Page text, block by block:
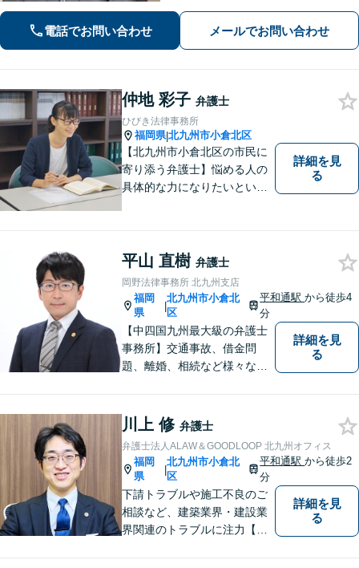
題/相続/交通事故/刑事事件など、ご相
談ください【夜間・休日対応】
電話でお問い合わせ メールでお問い合わせ
仲地 彩子 弁護士
ひびき法律事務所
福岡県|北九州市小倉北区
【北九州市小倉北区の市民に
寄り添う弁護士】悩める人の
具体的な力になりたいという
面を乗り越える手助けをして
まいります。まずはお気軽に
ご相談ください。
詳細を見
る
平山 直樹 弁護士
岡野法律事務所 北九州支店
福岡
県
|
北九州市小倉北
区
平和通駅から徒歩4
分
【中四国九州最大級の弁護士
事務所】交通事故、借金問
題、離婚、相続など様々な問
まずはお気軽にご相談くださ
い！
詳細を見
る
川上 修 弁護士
弁護士法人ALAW＆GOODLOOP 北九州オフィス
福岡
県
|
北九州市小倉北
区
平和通駅から徒歩2
分
下請トラブルや施工不良のご
相談など、建築業界・建設業
界関連のトラブルに注力【企
詳細を見
る